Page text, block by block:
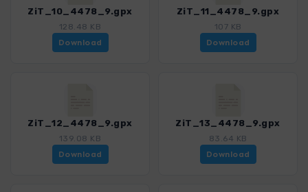
ZiT_10_4478_9.gpx
128.48 KB
Download
ZiT_11_4478_9.gpx
107 KB
Download
ZiT_12_4478_9.gpx
139.08 KB
Download
ZiT_13_4478_9.gpx
83.64 KB
Download